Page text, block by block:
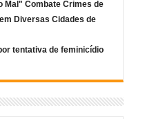
Mal" Combate Crimes de
Diversas Cidades de
tentativa de feminicídio